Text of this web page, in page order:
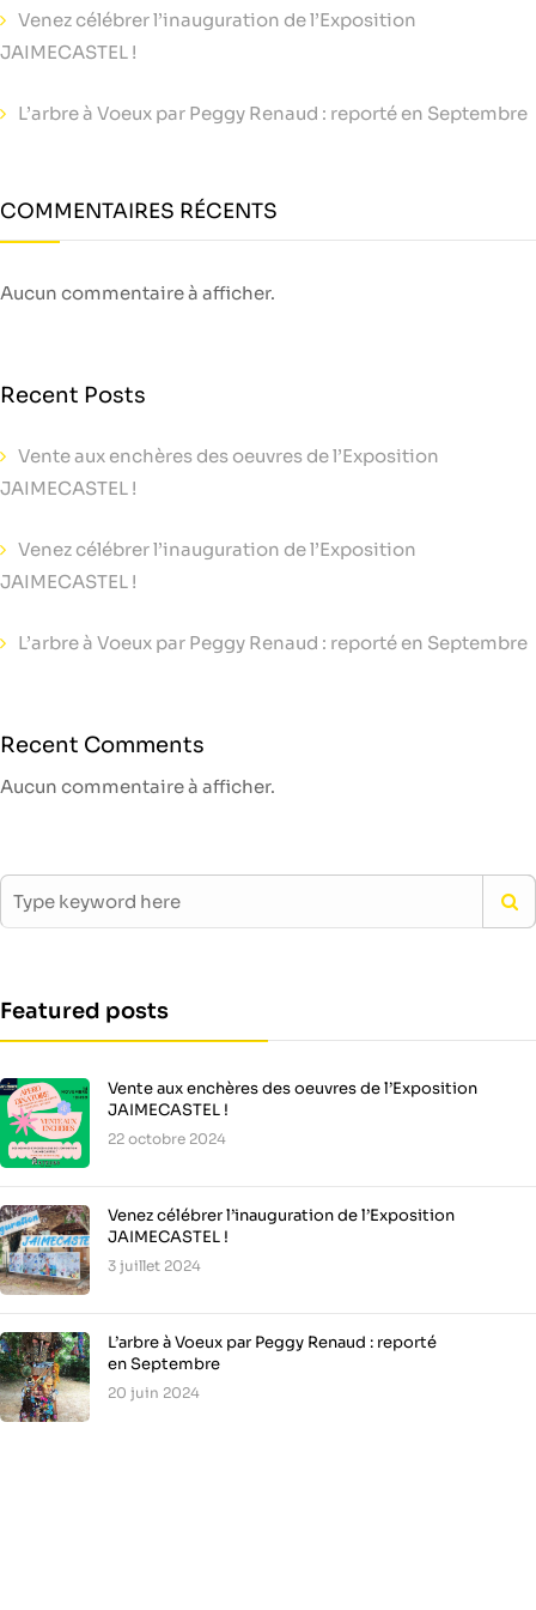
Venez célébrer l’inauguration de l’Exposition
JAIMECASTEL !
L’arbre à Voeux par Peggy Renaud : reporté en Septembre
COMMENTAIRES RÉCENTS
Aucun commentaire à afficher.
Recent Posts
Vente aux enchères des oeuvres de l’Exposition
JAIMECASTEL !
Venez célébrer l’inauguration de l’Exposition
JAIMECASTEL !
L’arbre à Voeux par Peggy Renaud : reporté en Septembre
Recent Comments
Aucun commentaire à afficher.
Featured posts
Vente aux enchères des oeuvres de l’Exposition
JAIMECASTEL !
22 octobre 2024
Venez célébrer l’inauguration de l’Exposition
JAIMECASTEL !
3 juillet 2024
L’arbre à Voeux par Peggy Renaud : reporté
en Septembre
20 juin 2024